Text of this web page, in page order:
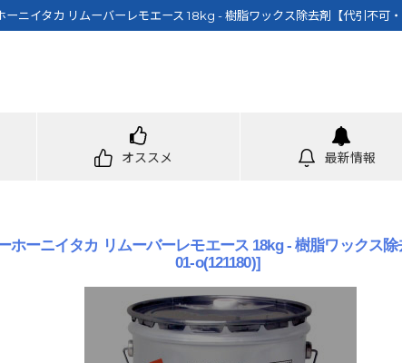
ニイタカ リムーバーレモエース 18kg - 樹脂ワックス除去剤【代引不
オススメ 最新情報
ホーニイタカ リムーバーレモエース 18kg - 樹脂ワックス
01-o(121180)]